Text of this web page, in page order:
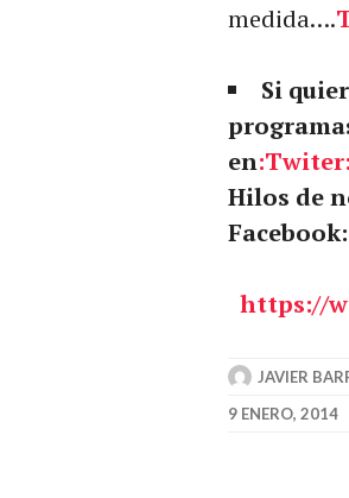
medida….
Si
en:Twiter:
Hilos de
Facebook:
https://
JAVIER
9 ENERO, 2014